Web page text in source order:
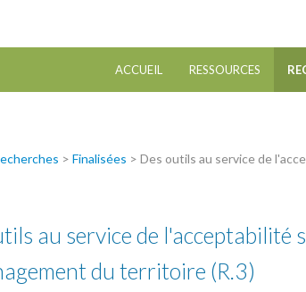
ACCUEIL RESSOURCES
> Finalisées > Des outils au service de
au service de l'acceptabilité
du territoire (R.3)